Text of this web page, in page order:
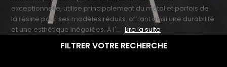
exceptionnelle, utilise principalement du métal et parfois de
la résine pour ses modèles réduits, offrant ainsi une durabilité
et une esthétique inégalées. À l'... Lire la suite
FILTRER VOTRE RECHERCHE